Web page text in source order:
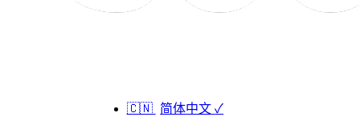
🇨🇳 简体中文 ✓